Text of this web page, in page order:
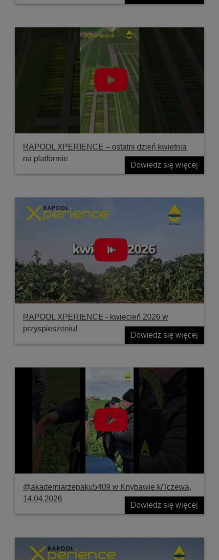
RAPOOL XPERIENCE – ostatni dzień kwietnia
na platformie
Dowiedz się więcej
RAPOOL XPERIENCE - kwiecień 2026 w
przyspieszeniu!
Dowiedz się więcej
@akademiarzepaku5409 w Knybawie k/Tczewa,
14.04.2026
Dowiedz się więcej